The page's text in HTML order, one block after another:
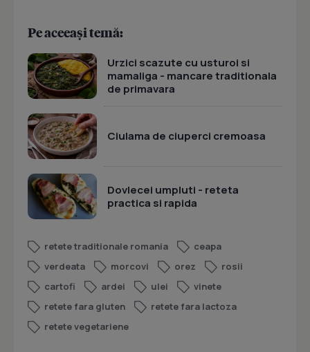
Pe aceeași temă:
Urzici scazute cu usturoi si
mamaliga - mancare traditionala
de primavara
Ciulama de ciuperci cremoasa
Dovlecei umpluti - reteta
practica si rapida
retete traditionale romania
ceapa
verdeata
morcovi orez
rosii
cartofi
ardei ulei
vinete
retete fara gluten
retete fara lactoza
retete vegetariene